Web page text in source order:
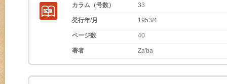
カラム（号数） 33
発行年/月 1953/4
ページ数 40
著者 Za'ba